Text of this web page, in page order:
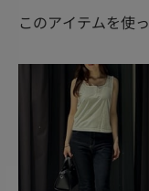
このアイテムを使